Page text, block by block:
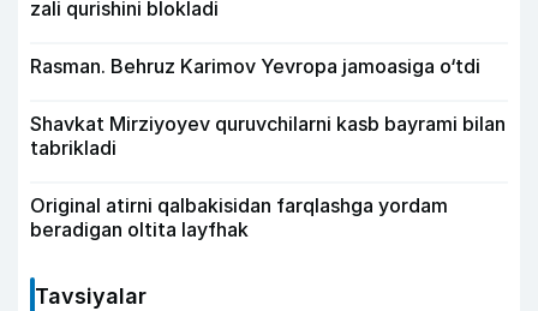
zali qurishini blokladi
Rasman. Behruz Karimov Yevropa jamoasiga o‘tdi
Shavkat Mirziyoyev quruvchilarni kasb bayrami bilan
tabrikladi
Original atirni qalbakisidan farqlashga yordam
beradigan oltita layfhak
Tavsiyalar